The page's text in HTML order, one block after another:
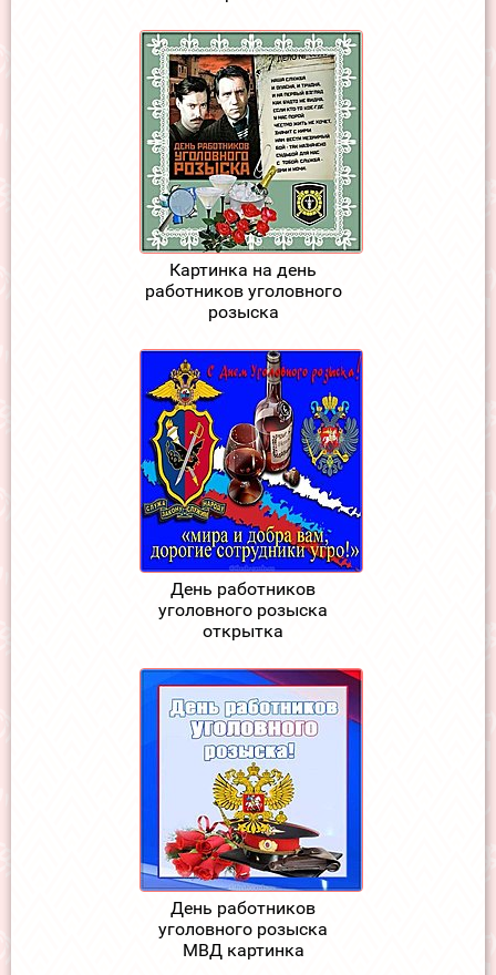
Картинка на день
работников уголовного
розыска
День работников
уголовного розыска
открытка
День работников
уголовного розыска
МВД картинка